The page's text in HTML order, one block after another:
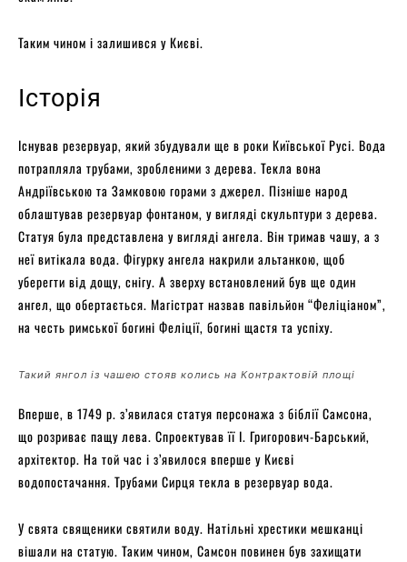
Таким чином і залишився у Києві.
Історія
Існував резервуар, який збудували ще в роки Київської Русі. Вода
потрапляла трубами, зробленими з дерева. Текла вона
Андріївською та Замковою горами з джерел. Пізніше народ
облаштував резервуар фонтаном, у вигляді скульптури з дерева.
Статуя була представлена ​​у вигляді ангела. Він тримав чашу, а з
неї витікала вода. Фігурку ангела накрили альтанкою, щоб
уберегти від дощу, снігу. А зверху встановлений був ще один
ангел, що обертається. Магістрат назвав павільйон “Феліціаном”,
на честь римської богині Феліції, богині щастя та успіху.
Такий янгол із чашею стояв колись на Контрактовій площі
Вперше, в 1749 р. з’явилася статуя персонажа з біблії Самсона,
що розриває пащу лева. Спроектував її І. Григорович-Барський,
архітектор. На той час і з’явилося вперше у Києві
водопостачання. Трубами Сирця текла в резервуар вода.
У свята священики святили воду. Натільні хрестики мешканці
вішали на статую. Таким чином, Самсон повинен був захищати